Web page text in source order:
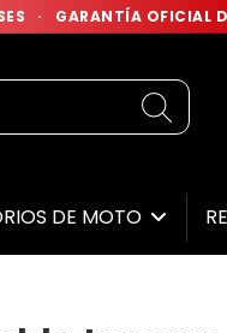
· GARANTÍA OFICIAL
DE MOTO